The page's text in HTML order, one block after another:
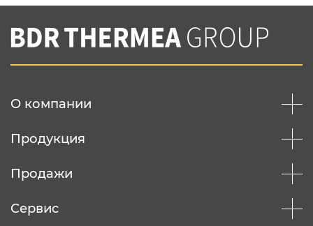
Вы соглашаетесь с нашей политикой
конфеденциальности
О компании
Продукция
Продажи
Сервис